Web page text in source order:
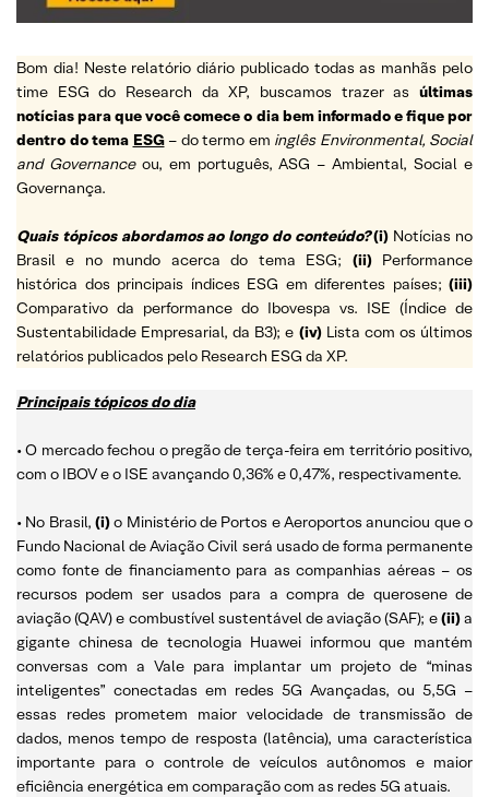
Bom dia! Neste relatório diário publicado todas as manhãs pelo
time ESG do Research da XP, buscamos trazer as últimas
notícias para que você comece o dia bem informado e fique por
dentro do tema ESG – do termo em inglês Environmental, Social
and Governance ou, em português, ASG – Ambiental, Social e
Governança.
Quais tópicos abordamos ao longo do conteúdo? (i) Notícias no
Brasil e no mundo acerca do tema ESG; (ii)Performance
histórica dos principais índices ESG em diferentes países; (iii)
Comparativo da performance do Ibovespa vs. ISE (Índice de
Sustentabilidade Empresarial, da B3); e (iv)Lista com os últimos
relatórios publicados pelo Research ESG da XP.
Principais tópicos do dia
• O mercado fechou o pregão de terça-feira em território positivo,
com o IBOV e o ISE avançando 0,36% e 0,47%, respectivamente.
• No Brasil, (i)o Ministério de Portos e Aeroportos anunciou que o
Fundo Nacional de Aviação Civil será usado de forma permanente
como fonte de financiamento para as companhias aéreas – os
recursos podem ser usados para a compra de querosene de
aviação (QAV) e combustível sustentável de aviação (SAF); e(ii)a
gigante chinesa de tecnologia Huawei informou que mantém
conversas com a Vale para implantar um projeto de “minas
inteligentes” conectadas em redes 5G Avançadas, ou 5,5G –
essas redes prometem maior velocidade de transmissão de
dados, menos tempo de resposta (latência), uma característica
importante para o controle de veículos autônomos e maior
eficiência energética em comparação com as redes 5G atuais.